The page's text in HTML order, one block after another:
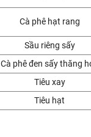
Cà phê hạt rang
Sầu riêng sấy
Cà phê đen sấy thăng
Tiêu xay
Tiêu hạt